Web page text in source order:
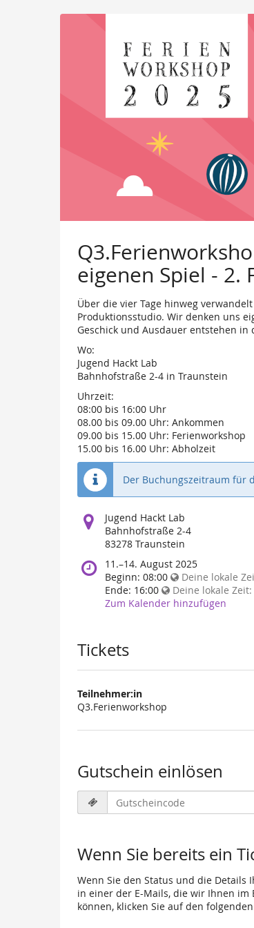
eigenen Spiel - 2.
Über die vier Tage hinweg
Produktionsstudio. Wir denken uns
Geschick und Ausdauer entstehen in
Wo:
Jugend Hackt Lab
Bahnhofstraße 2-4 in Traunstein
Uhrzeit:
08:00 bis 16:00 Uhr
08.00 bis 09.00 Uhr: Ankommen
09.00 bis 15.00 Uhr: Ferienworkshop
15.00 bis 16.00 Uhr: Abholzeit
Der Buchungszeitraum für
Wo
findet
diese
statt?
Jugend Hackt Lab
Bahnhofstraße 2-4
83278 Traunstein
Wann
findet
diese
Veranstaltung
11.–14. August 2025
Beginn: 08:00 Deine lokale
Ende: 16:00 Deine lokale Zeit:
Zum Kalender hinzufügen
Tickets
Teilnehmer:in
Q3.Ferienworkshop
Gutschein einlösen
Gutscheincode
erforderlich
Wenn Sie bereits ein
Wenn Sie den Status und die Details
in einer der E-Mails, die wir Ihnen im
können, klicken Sie auf den